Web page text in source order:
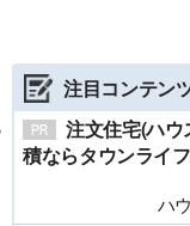
注目コンテン
注文住宅(ハ
積ならタウンライ
ハ